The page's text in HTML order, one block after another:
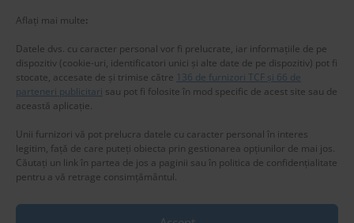
Aflați mai multe:
Datele dvs. cu caracter personal vor fi prelucrate, iar informațiile de pe
dispozitiv (cookie-uri, identificatori unici și alte date de pe dispozitiv) pot fi
stocate, accesate de și trimise către 136 de furnizori TCF și 66 de
parteneri publicitari sau pot fi folosite în mod specific de acest site sau de
această aplicație.
Unii furnizori vă pot prelucra datele cu caracter personal în interes
legitim, față de care puteți obiecta prin gestionarea opțiunilor de mai jos.
Căutați un link în partea de jos a paginii sau în politica de confidențialitate
pentru a vă retrage consimțământul.